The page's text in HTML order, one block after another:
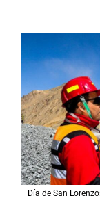
Día de San